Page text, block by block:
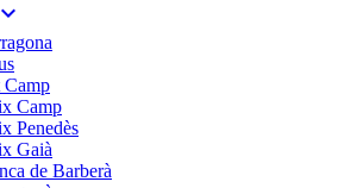
expand_more
Camp
Penedès
Gaià
de Barberà